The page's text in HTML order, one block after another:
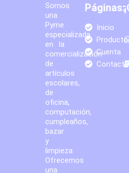
Somos
una
Pyme
especializada
en la
comercialización
de
artículos
escolares,
de
oficina,
computación,
cumpleaños,
bazar
y
limpieza.
Ofrecemos
una
Páginas:
Inicio
Cuenta
Contacto